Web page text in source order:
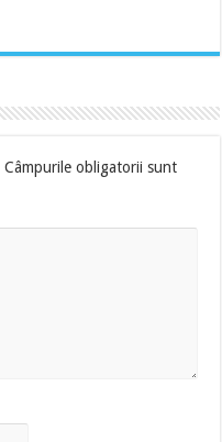
Câmpurile obligatorii sunt